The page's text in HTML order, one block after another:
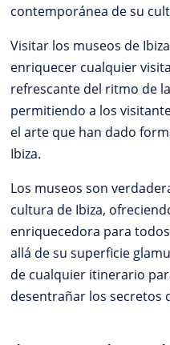
contemporánea de su
Visitar los museos de
enriquecer cualquier
refrescante del ritmo de
permitiendo a los
el arte que han dado
Ibiza.
Los museos son
cultura de Ibiza,
enriquecedora para
allá de su superficie
de cualquier itinerario
desentrañar los secretos